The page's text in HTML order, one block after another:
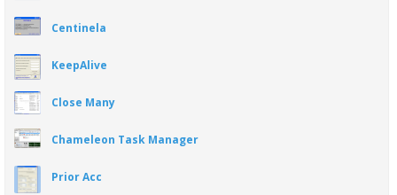
Centinela
KeepAlive
Close Many
Chameleon Task Manager
Prior Acc